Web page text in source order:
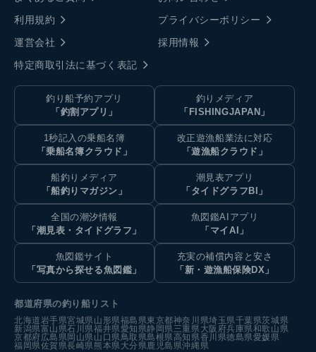
利用規約
プライバシーポリシー
運営会社
採用情報
特定商取引法に基づく表記
釣り船予約アプリ
「釣割アプリ」
釣りメディア
「FISHINGJAPAN」
1秒記入の乗船名簿
「乗船名簿クラウド」
改正遊漁船業法に対応
「遊漁船クラウド」
船釣りメディア
「船釣りマガジン」
潮見表アプリ
「タイドグラフBI」
全国の潮汐情報
「潮見表・タイドグラフ」
魚図鑑AIアプリ
「マイAI」
魚図鑑サイト
「写真から探せる魚図鑑」
充実の補償内容と安さ
「新・遊漁船保険DX」
都道府県の釣り船リスト
北海道岩手県宮城県山形県福島県東京都神奈川県埼玉県千葉県茨城県
新潟県富山県石川県福井県愛知県静岡県三重県大阪府兵庫県和歌山県
京都府広島県岡山県山口県鳥取県島根県高知県香川県徳島県愛媛県
福岡県佐賀県長崎県熊本県大分県鹿児島県沖縄県